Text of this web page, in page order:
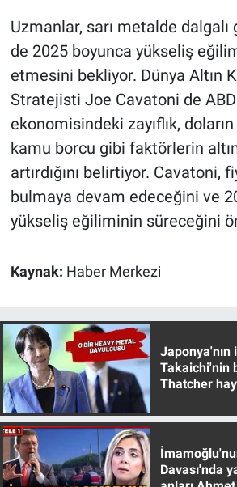
Uzmanlar, sarı metalde
de 2025 boyunca yükseliş
etmesini bekliyor. Dünya Altın
Stratejisti Joe Cavatoni de ABD
ekonomisindeki zayıflık,
kamu borcu gibi faktörlerin
artırdığını belirtiyor. Cavatoni,
bulmaya devam edeceğini ve
yükseliş eğiliminin süreceğini
Kaynak: Haber Merkezi
Japonya'nın
Takaichi'nin
Thatcher
Davası'nda
Türkiye'nin Gündemi
Yerel Gündem
Yerel Yaşam
Canlı Yayın